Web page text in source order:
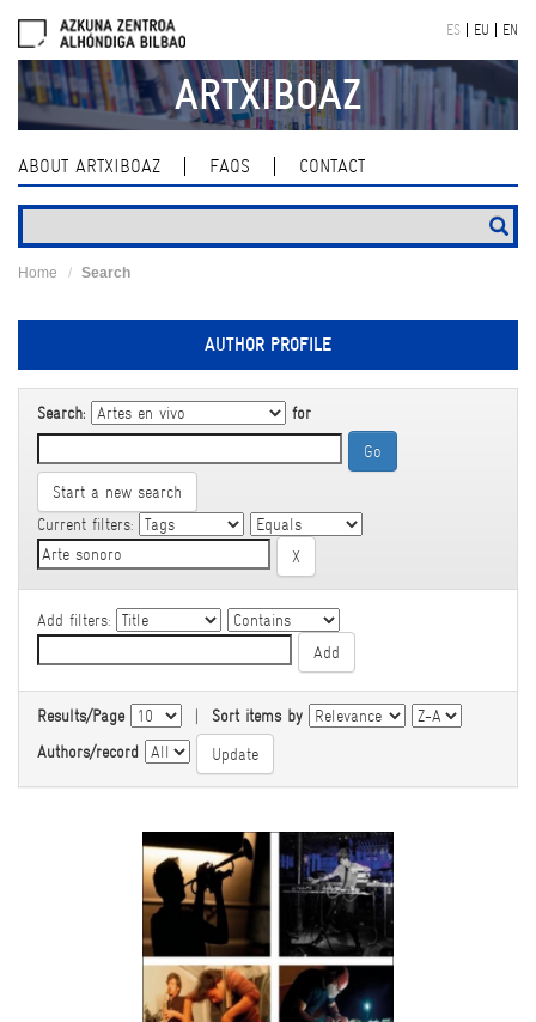
navigation
ES EU EN
ARTXIBOAZ
ABOUT ARTXIBOAZ FAQS CONTACT
Home Search
AUTHOR PROFILE
Search: for
Start a new search
Current filters:
Add filters:
Results/Page | Sort items by
Authors/record